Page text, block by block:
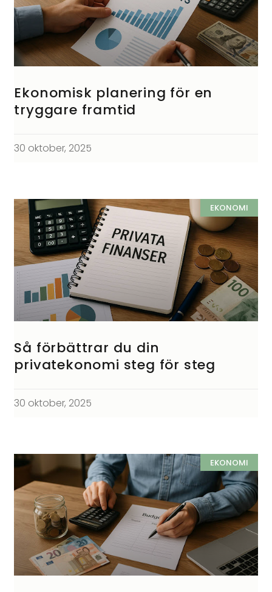
Ekonomisk planering för en
tryggare framtid
30 oktober, 2025
EKONOMI
Så förbättrar du din
privatekonomi steg för steg
30 oktober, 2025
EKONOMI